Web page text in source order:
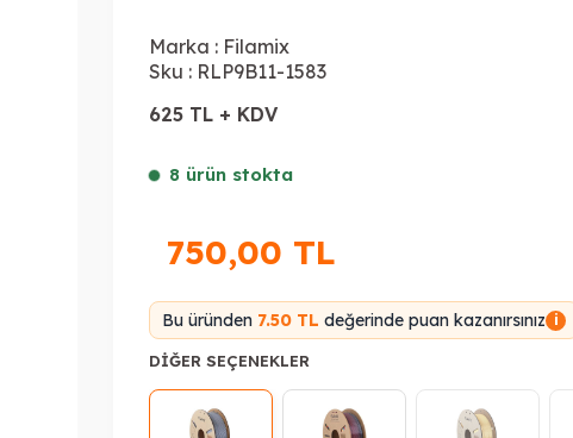
Marka : Filamix
Sku : RLP9B11-1583
625 TL + KDV
8 ürün stokta
750,00 TL
Bu üründen 7.50 TL değerinde puan kazanırsınız i
DIĞER SEÇENEKLER